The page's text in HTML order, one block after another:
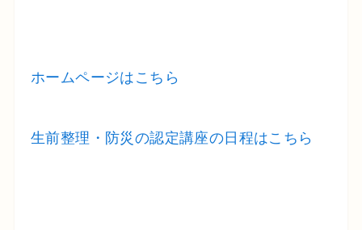
ホームページはこちら
生前整理・防災の認定講座の日程はこちら